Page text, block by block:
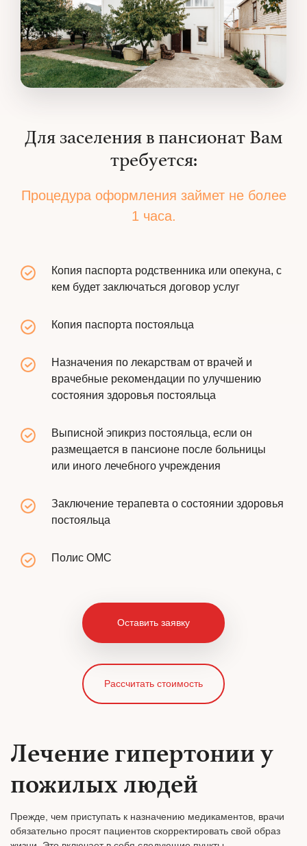
Для заселения в пансионат Вам
требуется:
Процедура оформления займет не более
1 часа.
Копия паспорта родственника или опекуна, с
кем будет заключаться договор услуг
Копия паспорта постояльца
Назначения по лекарствам от врачей и
врачебные рекомендации по улучшению
состояния здоровья постояльца
Выписной эпикриз постояльца, если он
размещается в пансионе после больницы
или иного лечебного учреждения
Заключение терапевта о состоянии здоровья
постояльца
Полис ОМС
Оставить заявку
Рассчитать стоимость
Лечение гипертонии у
пожилых людей
Прежде, чем приступать к назначению медикаментов, врачи
обязательно просят пациентов скорректировать свой образ